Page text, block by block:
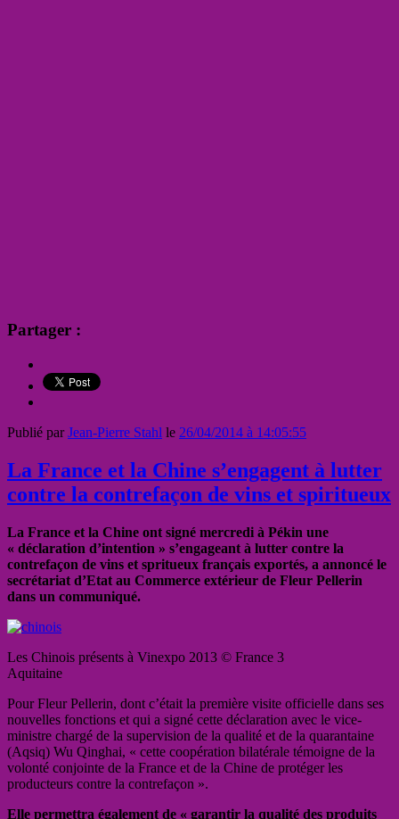
Partager :
Publié parJean-Pierre Stahl le 26/04/2014 à 14:05:55
La France et la Chine s’engagent à lutter
contre la contrefaçon de vins et spiritueux
La France et la Chine ont signé mercredi à Pékin une
« déclaration d’intention » s’engageant à lutter contre la
contrefaçon de vins et spritueux français exportés, a annoncé le
secrétariat d’Etat au Commerce extérieur de Fleur Pellerin
dans un communiqué.
Les Chinois présents à Vinexpo 2013 © France 3
Aquitaine
Pour Fleur Pellerin, dont c’était la première visite officielle dans ses
nouvelles fonctions et qui a signé cette déclaration avec le vice-
ministre chargé de la supervision de la qualité et de la quarantaine
(Aqsiq) Wu Qinghai, « cette coopération bilatérale témoigne de la
volonté conjointe de la France et de la Chine de protéger les
producteurs contre la contrefaçon ».
Elle permettra également de « garantir la qualité des produits